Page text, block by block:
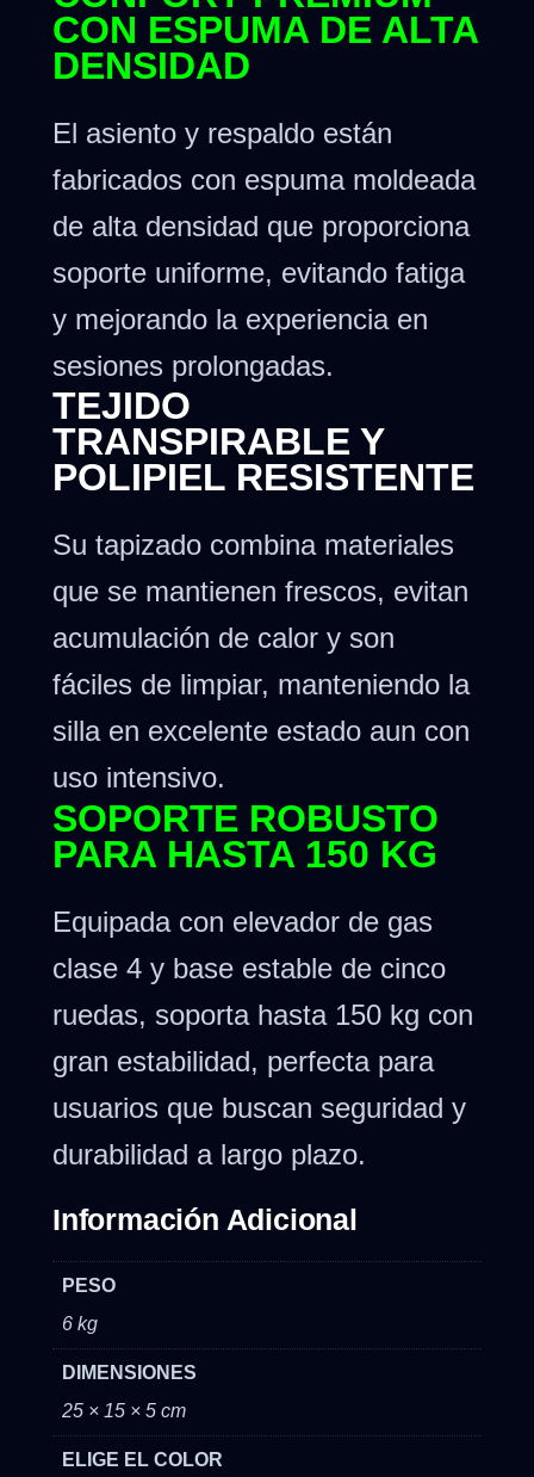
CON ESPUMA DE ALTA
DENSIDAD
El asiento y respaldo están
fabricados con espuma moldeada
de alta densidad que proporciona
soporte uniforme, evitando fatiga
y mejorando la experiencia en
sesiones prolongadas.
TEJIDO
TRANSPIRABLE Y
POLIPIEL RESISTENTE
Su tapizado combina materiales
que se mantienen frescos, evitan
acumulación de calor y son
fáciles de limpiar, manteniendo la
silla en excelente estado aun con
uso intensivo.
SOPORTE ROBUSTO
PARA HASTA 150 KG
Equipada con elevador de gas
clase 4 y base estable de cinco
ruedas, soporta hasta 150 kg con
gran estabilidad, perfecta para
usuarios que buscan seguridad y
durabilidad a largo plazo.
Información Adicional
PESO
6 kg
DIMENSIONES
25 × 15 × 5 cm
ELIGE EL COLOR